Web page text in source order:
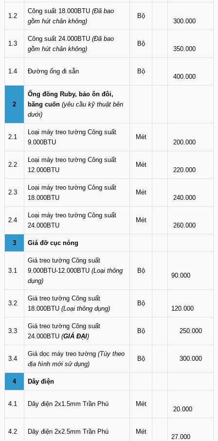
1.2
Công suất 18.000BTU (Đã bao
gồm hút chân không)
Bộ
300.000
1.3
Công suất 24.000BTU (Đã bao
gồm hút chân không)
Bộ
350.000
1.4 Đường ống đi sẵn Bộ
400.000
2
Ống đồng Ruby, bảo ôn đôi,
băng cuốn (yêu cầu kỹ thuật bên
dưới)
2.1
Loại máy treo tường Công suất
9.000BTU
Mét
200.000
2.2
Loại máy treo tường Công suất
12.000BTU
Mét
220.000
2.3
Loại máy treo tường Công suất
18.000BTU
Mét
240.000
2.4
Loại máy treo tường Công suất
24.000BTU
Mét
260.000
3 Giá đỡ cục nóng
3.1
Giá treo tường Công suất
9.000BTU-12.000BTU (Loại thông
dụng)
Bộ
90.000
3.2
Giá treo tường Công suất
18.000BTU (Loại thông dụng)
Bộ
120.000
3.3
Giá treo tường Công suất
24.000BTU (GIÁ ĐẠI)
Bộ 250.000
3.4
Giá dọc máy treo tường (Tùy theo
địa hình mới sử dụng)
Bộ 300.000
4 Dây điện
4.1 Dây điện 2x1.5mm Trần Phú Mét
20.000
4.2 Dây điện 2x2.5mm Trần Phú Mét
27.000